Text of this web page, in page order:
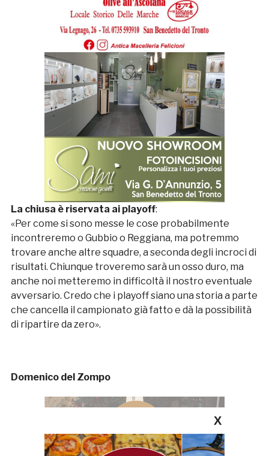
La chiusa è riservata ai playoff:
«Per come si sono messe le cose probabilmente
incontreremo o Gubbio o Reggiana, ma potremmo
trovare anche altre squadre, a seconda degli incroci di
risultati. Chiunque troveremo sarà un osso duro, ma
anche noi metteremo in difficoltà il nostro eventuale
avversario. Credo che i playoff siano una storia a parte
che cancella il campionato già fatto e dà la possibilità
di ripartire da zero».
Domenico del Zompo
X